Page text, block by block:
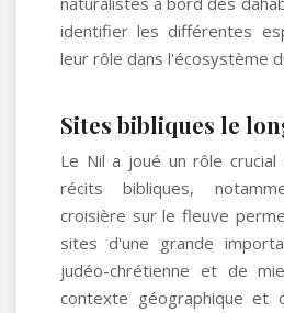
identifier les différentes
leur rôle dans l'écosystème
Sites bibliques le
Le Nil a joué un rôle
récits bibliques,
croisière sur le fleuve
sites d'une grande
judéo-chrétienne et de
contexte géographique et